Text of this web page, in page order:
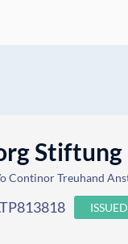
Stiftung
Continor Treuhand
ISSUED